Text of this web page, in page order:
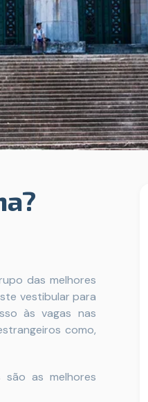
das melhores
vestibular para
às vagas nas
como,
as melhores